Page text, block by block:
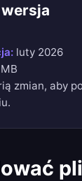
luty 2026
zmian, aby